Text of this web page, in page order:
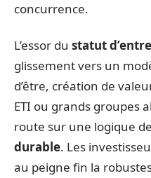
concurrence.
L’essor du statut
glissement vers un
d’être, création de
ETI ou grands groupes
route sur une logique de
durable. Les
au peigne fin la